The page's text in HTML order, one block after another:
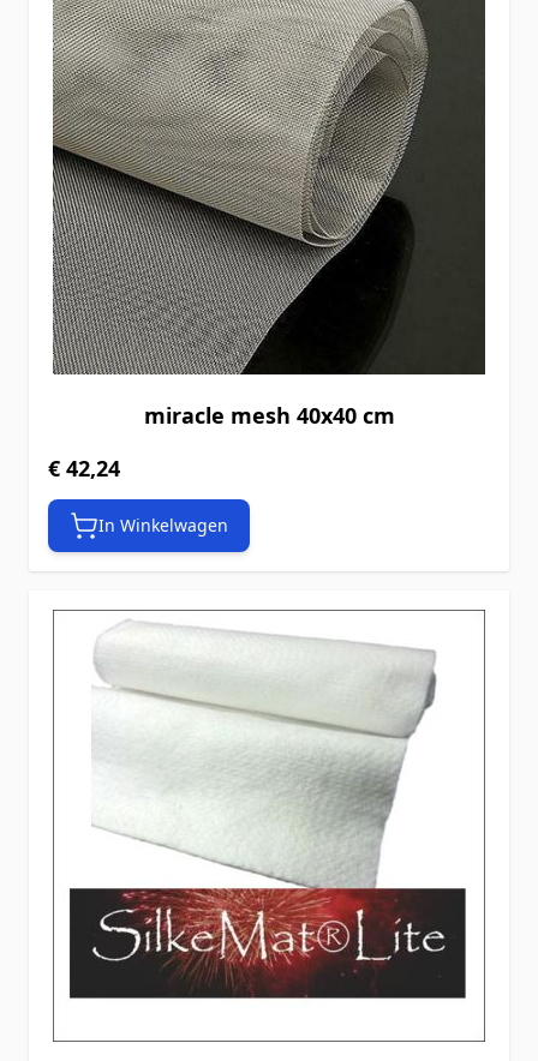
miracle mesh 40x40 cm
€ 42,24
In Winkelwagen